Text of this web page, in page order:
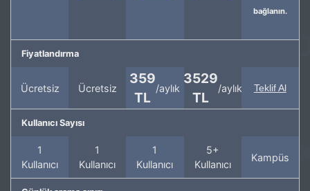
bağlanın.
Fiyatlandırma
Ücretsiz Ücretsiz
359
TL
/aylık
3529
TL
/aylık Teklif Al
Kullanıcı Sayısı
1
Kullanıcı
1
Kullanıcı
1
Kullanıcı
5+
Kullanıcı
Kampüs